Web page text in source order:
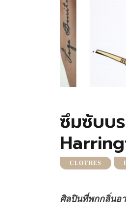
ซึมซับบ
CLOTHES
ศิลปินที่พกกลิ่นอ